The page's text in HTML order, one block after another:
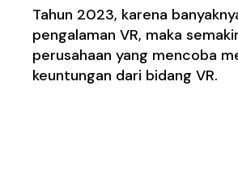
Tahun 2023, karena
pengalaman VR, maka
perusahaan yang mencoba
keuntungan dari bidang VR.